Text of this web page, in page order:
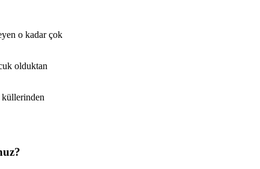
o kadar çok
olduktan
küllerinden